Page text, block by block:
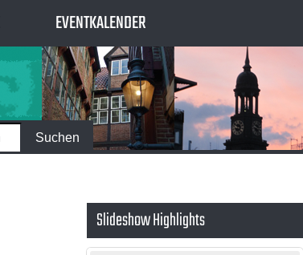
EVENTKALENDER
Slideshow Highlights